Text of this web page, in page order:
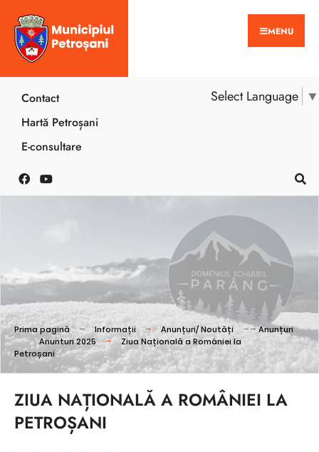
MENU
Select Language ▼
Contact
Hartă Petroșani
E-consultare
Prima pagină Informații Anunțuri/ Noutăți
Anunțuri
Anunturi 2025
Ziua Națională a României la
Petroșani
ZIUA NAȚIONALĂ A ROMÂNIEI LA
PETROȘANI